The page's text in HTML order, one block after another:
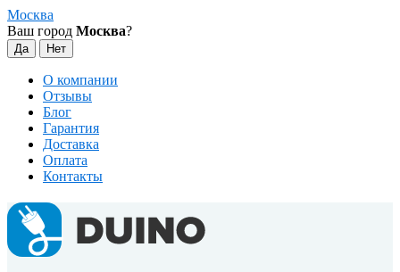
Москва
Ваш город Москва?
О компании
Отзывы
Блог
Гарантия
Доставка
Оплата
Контакты